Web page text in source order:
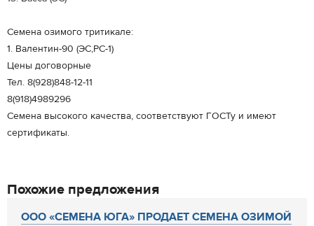
Семена озимого тритикале:
1. Валентин-90 (ЭС,РС-1)
Цены договорные
Тел. 8(928)848-12-11
8(918)4989296
Семена высокого качества, соответствуют ГОСТу и имеют
сертификаты.
Похожие предложения
ООО «СЕМЕНА ЮГА» ПРОДАЕТ СЕМЕНА ОЗИМОЙ